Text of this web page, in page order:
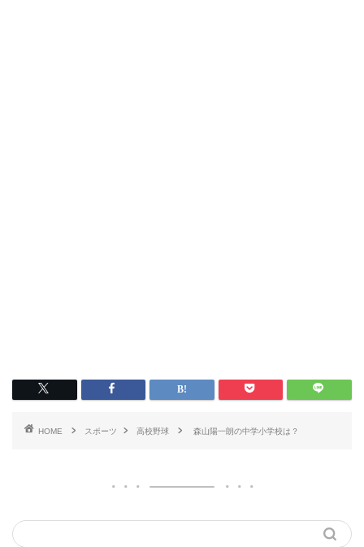
HOME スポーツ 高校野球 森山陽一朗の中学小学校は？